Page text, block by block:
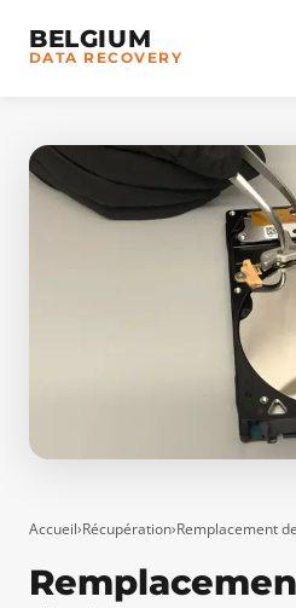
BELGIUM
DATA RECOVERY
Accueil›Récupération›Remplacement